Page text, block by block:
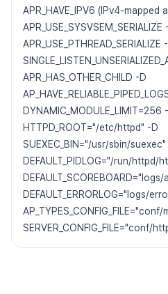
APR_HAVE_IPV6 (IPv4-mapped
APR_USE_SYSVSEM_SERIALIZE
APR_USE_PTHREAD_SERIALIZE
APR_HAS_OTHER_CHILD -D
DYNAMIC_MODULE_LIMIT=256
HTTPD_ROOT="/etc/httpd" -D
SUEXEC_BIN="/usr/sbin/
DEFAULT_PIDLOG="/run/httpd/
DEFAULT_ERRORLOG="logs/
SERVER_CONFIG_FILE="conf/